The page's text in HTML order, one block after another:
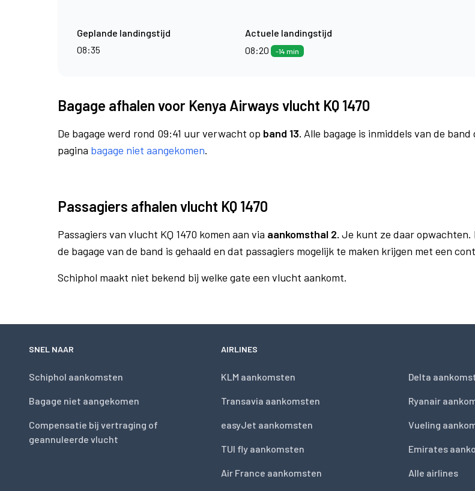
Geplande landingstijd
08:35
Actuele landingstijd
08:20
-14 min
Bagage afhalen voor Kenya Airways vlucht KQ 1470
De bagage werd rond 09:41 uur verwacht op band 13. Alle bagage is inmiddels van de
pagina bagage niet aangekomen.
Passagiers afhalen vlucht KQ 1470
Passagiers van vlucht KQ 1470 komen aan via aankomsthal 2. Je kunt ze daar opwachten.
de bagage van de band is gehaald en dat passagiers mogelijk te maken krijgen met een
Schiphol maakt niet bekend bij welke gate een vlucht aankomt.
SNEL NAAR
Schiphol aankomsten
Bagage niet aangekomen
Compensatie bij vertraging of
geannuleerde vlucht
AIRLINES
KLM aankomsten
Transavia aankomsten
easyJet aankomsten
TUI fly aankomsten
Air France aankomsten
Delta
Ryanair
Vueling
Emirates
Alle airlines